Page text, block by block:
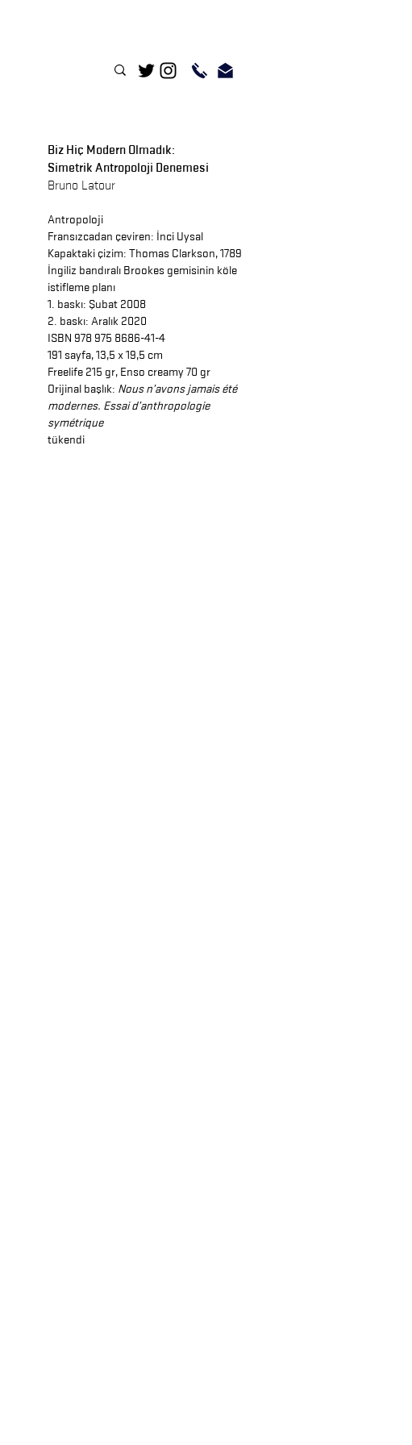
Biz Hiç Modern Olmadık:
Simetrik Antropoloji Denemesi
Bruno Latour
Antropoloji
Fransızcadan çeviren: İnci Uysal
Kapaktaki çizim: Thomas Clarkson, 1789
İngiliz bandıralı Brookes gemisinin köle
istifleme planı
1. baskı: Şubat 2008
2. baskı: Aralık 2020
ISBN 978 975 8686-41-4
191 sayfa, 13,5 x 19,5 cm
Freelife 215 gr, Enso creamy 70 gr
Orijinal başlık: Nous n’avons jamais été
modernes. Essai d’anthropologie
symétrique
tükendi